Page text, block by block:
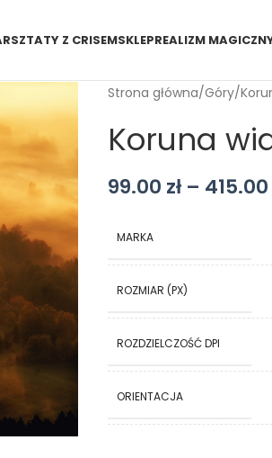
Z CRISEMSKLEPREALIZM
Strona główna Góry
Koruna
99.00 zł – 415.00
MARKA
ROZMIAR (PX)
ROZDZIELCZOŚĆ DPI
ORIENTACJA